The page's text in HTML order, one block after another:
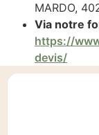
MARDO,
Via notre
https://
devis/